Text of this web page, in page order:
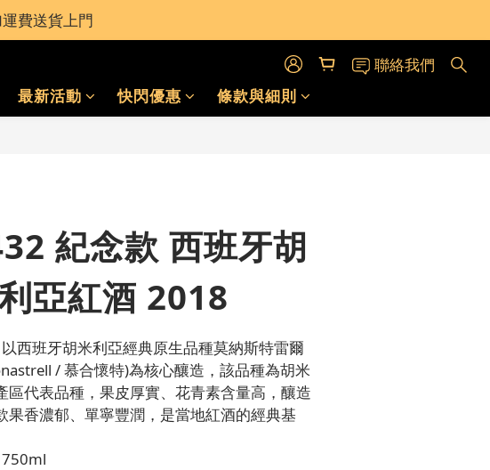
費送貨上門
費送貨上門
賣或供應令人醺醉的酒類。
費送貨上門
聯絡我們
最新活動 快閃優惠 條款與細則
紀念款 西班牙胡
亞紅酒 2018
西班牙胡米利亞經典原生品種莫納斯特雷爾
/ 慕合懷特)為核心釀造，該品種為胡米
區代表品種，果皮厚實、花青素含量高，釀造
果香濃郁、單寧豐潤，是當地紅酒的經典基